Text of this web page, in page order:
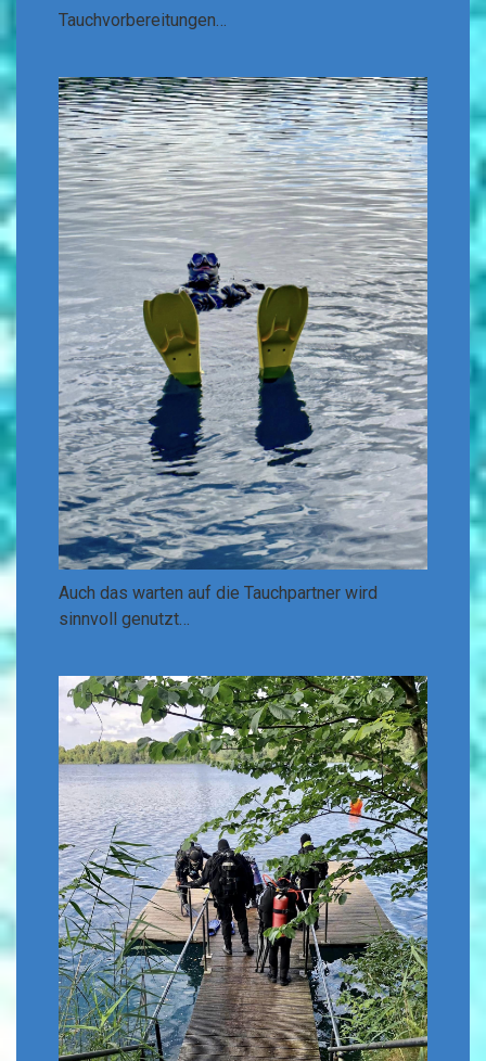
Tauchvorbereitungen…
Auch das warten auf die Tauchpartner wird
sinnvoll genutzt…